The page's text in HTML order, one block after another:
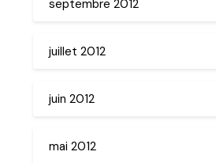
septembre 2012
juillet 2012
juin 2012
mai 2012